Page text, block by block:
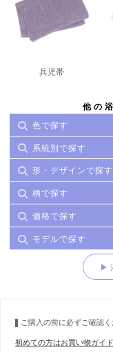
兵児帯
他の
色で探す
系統別で探す
形・デザインで探す
柄で探す
価格で探す
モデルで探す
▶
ご購入の前に必ずご確認
初めての方はお買い物ガイ